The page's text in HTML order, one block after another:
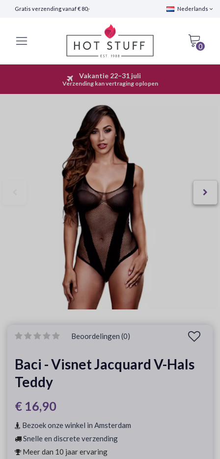
Gratis verzending vanaf € 80,- Nederlands
0
Snelle Verzending (24 uur)
Vakantie 22–31 juli
Verzending kan vertraging oplopen
Beoordelingen (0)
Baci - Visnet Jacquard V-Hals
Teddy
€ 16,90
Bezoek onze winkel in Amsterdam
Snelle en discrete verzending
Meer dan 10 jaar ervaring